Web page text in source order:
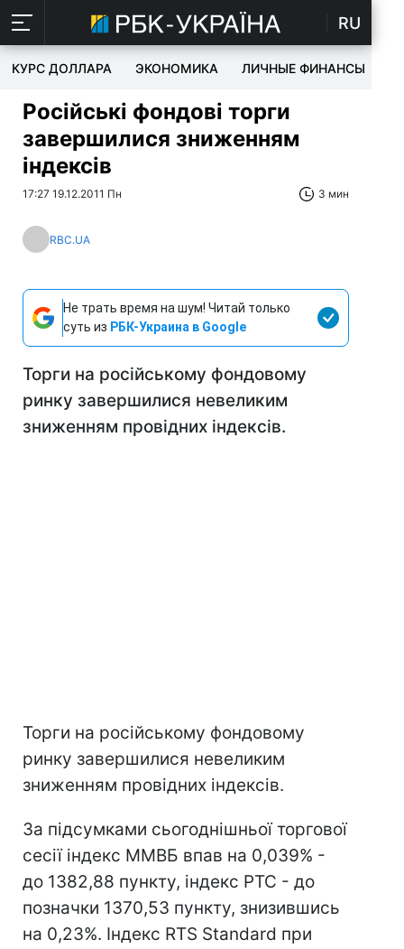
RU
КУРС ДОЛЛАРА ЭКОНОМИКА ЛИЧНЫЕ ФИНАНСЫ
Російські фондові торги
завершилися зниженням
індексів
17:27 19.12.2011 Пн 3 мин
RBC.UA
Не трать время на шум! Читай только
суть из РБК-Украина в Google
Торги на російському фондовому
ринку завершилися невеликим
зниженням провідних індексів.
Торги на російському фондовому
ринку завершилися невеликим
зниженням провідних індексів.
За підсумками сьогоднішньої торгової
сесії індекс ММВБ впав на 0,039% -
до 1382,88 пункту, індекс РТС - до
позначки 1370,53 пункту, знизившись
на 0,23%. Індекс RTS Standard при